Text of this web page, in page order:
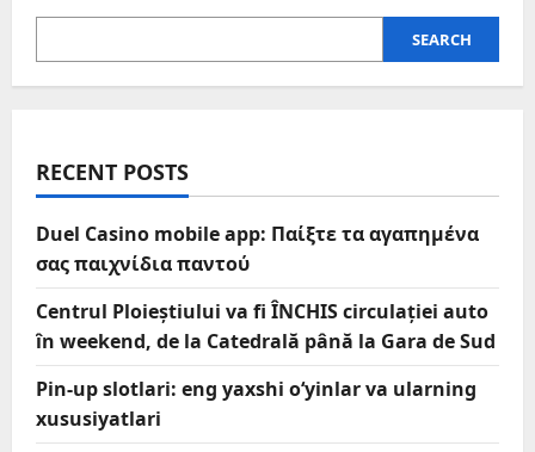
SEARCH
RECENT POSTS
Duel Casino mobile app: Παίξτε τα αγαπημένα
σας παιχνίδια παντού
Centrul Ploieștiului va fi ÎNCHIS circulației auto
în weekend, de la Catedrală până la Gara de Sud
Pin-up slotlari: eng yaxshi o‘yinlar va ularning
xususiyatlari